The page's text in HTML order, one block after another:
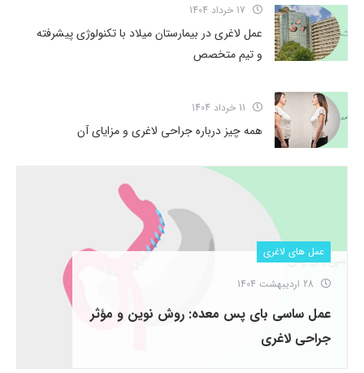
عمل لاغری در بیمارستان میلاد با تکنولوژی پیشرفته
و تیم متخصص
همه چیز درباره جراحی لاغری و مزایای آن
عمل های لاغری
عمل ساسی بای پس معده: روش نوین و مؤثر
جراحی لاغری